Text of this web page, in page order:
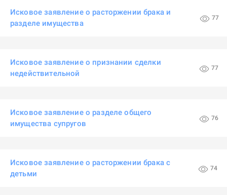
Исковое заявление о расторжении брака и
разделе имущества
77
Исковое заявление о признании сделки
недействительной
77
Исковое заявление о разделе общего
имущества супругов
76
Исковое заявление о расторжении брака с
детьми
74